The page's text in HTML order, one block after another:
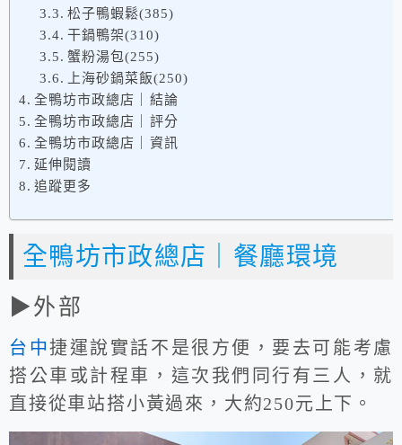
松子鴨蝦鬆(385)
干鍋鴨架(310)
蟹粉湯包(255)
上海砂鍋菜飯(250)
全鴨坊市政總店｜結論
全鴨坊市政總店｜評分
全鴨坊市政總店｜資訊
延伸閱讀
追蹤更多
全鴨坊市政總店｜餐廳環境
▶外部
台中捷運說實話不是很方便，要去可能考慮
搭公車或計程車，這次我們同行有三人，就
直接從車站搭小黃過來，大約250元上下。